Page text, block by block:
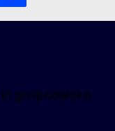
gospodarsko